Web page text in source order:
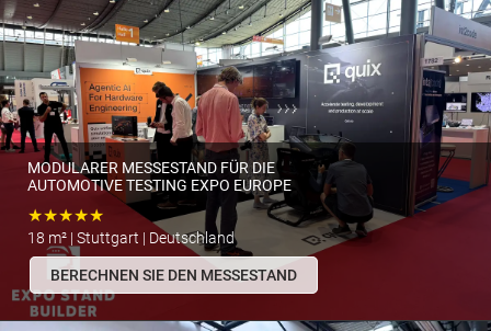
MODULARER MESSESTAND FÜR DIE
AUTOMOTIVE TESTING EXPO EUROPE
★★★★★
18 m² | Stuttgart | Deutschland
BERECHNEN SIE DEN MESSESTAND